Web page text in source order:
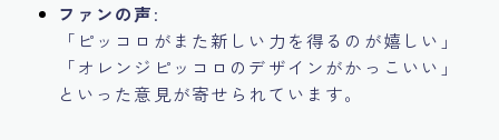
ファンの声:
「ピッコロがまた新しい力を得るのが嬉しい」
「オレンジピッコロのデザインがかっこいい」
といった意見が寄せられています。